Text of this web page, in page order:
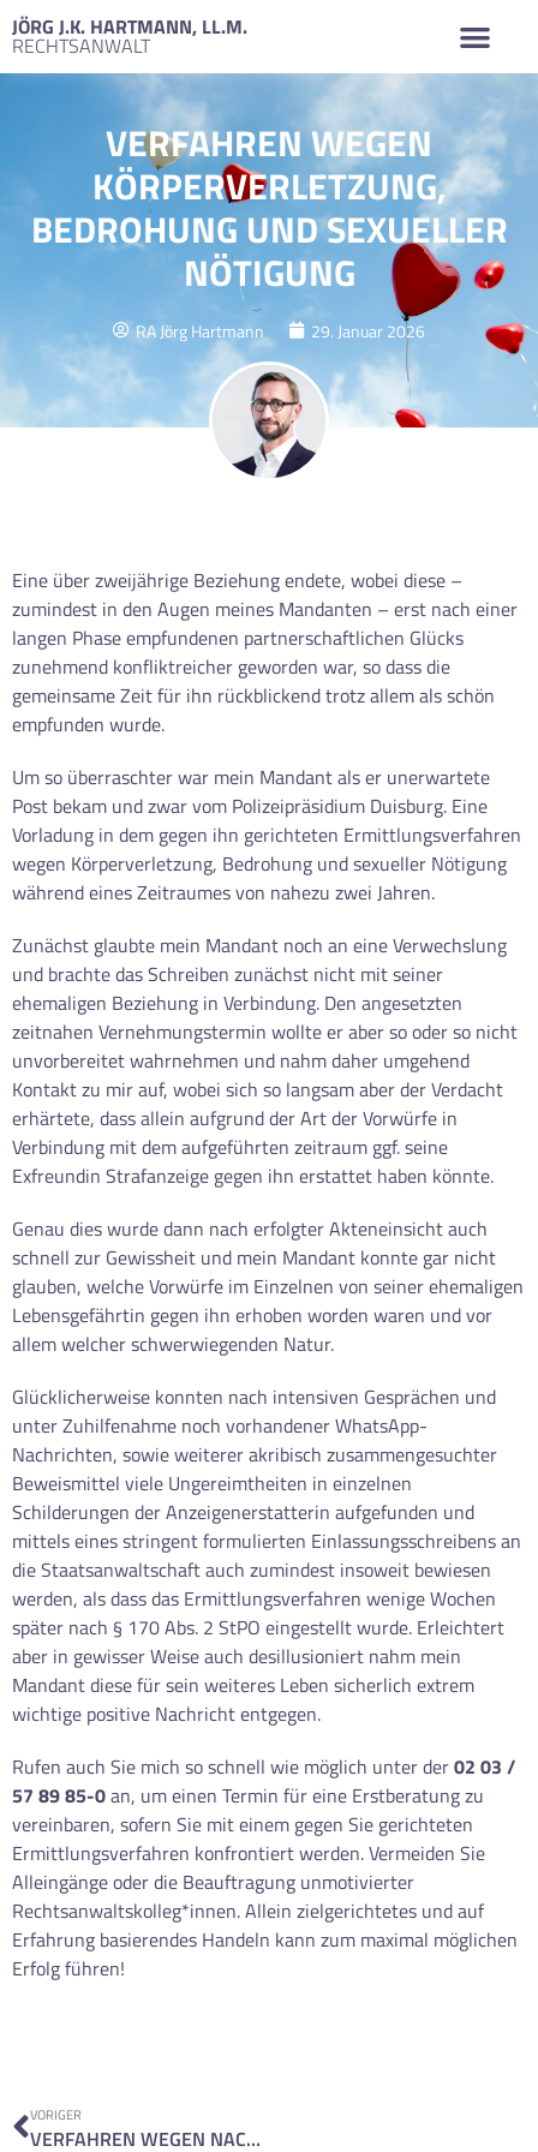
JÖRG J.K. HARTMANN, LL.M.
RECHTSANWALT
VERFAHREN WEGEN
KÖRPERVERLETZUNG,
BEDROHUNG UND SEXUELLER
NÖTIGUNG
RA Jörg Hartmann 29. Januar 2026
Eine über zweijährige Beziehung endete, wobei diese –
zumindest in den Augen meines Mandanten – erst nach einer
langen Phase empfundenen partnerschaftlichen Glücks
zunehmend konfliktreicher geworden war, so dass die
gemeinsame Zeit für ihn rückblickend trotz allem als schön
empfunden wurde.
Um so überraschter war mein Mandant als er unerwartete
Post bekam und zwar vom Polizeipräsidium Duisburg. Eine
Vorladung in dem gegen ihn gerichteten Ermittlungsverfahren
wegen Körperverletzung, Bedrohung und sexueller Nötigung
während eines Zeitraumes von nahezu zwei Jahren.
Zunächst glaubte mein Mandant noch an eine Verwechslung
und brachte das Schreiben zunächst nicht mit seiner
ehemaligen Beziehung in Verbindung. Den angesetzten
zeitnahen Vernehmungstermin wollte er aber so oder so nicht
unvorbereitet wahrnehmen und nahm daher umgehend
Kontakt zu mir auf, wobei sich so langsam aber der Verdacht
erhärtete, dass allein aufgrund der Art der Vorwürfe in
Verbindung mit dem aufgeführten zeitraum ggf. seine
Exfreundin Strafanzeige gegen ihn erstattet haben könnte.
Genau dies wurde dann nach erfolgter Akteneinsicht auch
schnell zur Gewissheit und mein Mandant konnte gar nicht
glauben, welche Vorwürfe im Einzelnen von seiner ehemaligen
Lebensgefährtin gegen ihn erhoben worden waren und vor
allem welcher schwerwiegenden Natur.
Glücklicherweise konnten nach intensiven Gesprächen und
unter Zuhilfenahme noch vorhandener WhatsApp-
Nachrichten, sowie weiterer akribisch zusammengesuchter
Beweismittel viele Ungereimtheiten in einzelnen
Schilderungen der Anzeigenerstatterin aufgefunden und
mittels eines stringent formulierten Einlassungsschreibens an
die Staatsanwaltschaft auch zumindest insoweit bewiesen
werden, als dass das Ermittlungsverfahren wenige Wochen
später nach § 170 Abs. 2 StPO eingestellt wurde. Erleichtert
aber in gewisser Weise auch desillusioniert nahm mein
Mandant diese für sein weiteres Leben sicherlich extrem
wichtige positive Nachricht entgegen.
Rufen auch Sie mich so schnell wie möglich unter der02 03 /
57 89 85-0an, um einen Termin für eine Erstberatung zu
vereinbaren, sofern Sie mit einem gegen Sie gerichteten
Ermittlungsverfahren konfrontiert werden. Vermeiden Sie
Alleingänge oder die Beauftragung unmotivierter
Rechtsanwaltskolleg*innen. Allein zielgerichtetes und auf
Erfahrung basierendes Handeln kann zum maximal möglichen
Erfolg führen!
VORIGER
VERFAHREN WEGEN NACHSTELLUNG